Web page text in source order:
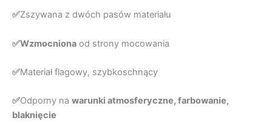
✅Zszywana z dwóch pasów materiału
✅Wzmocniona od strony mocowania
✅Materiał flagowy, szybkoschnący
✅Odporny na warunki atmosferyczne, farbowanie,
blaknięcie